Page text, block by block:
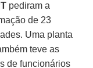
pediram a
de 23
Uma planta
teve as
de funcionários